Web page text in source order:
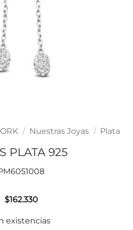
/ Nuestras Joyas / Plata
PLATA 925
$162.330
existencias